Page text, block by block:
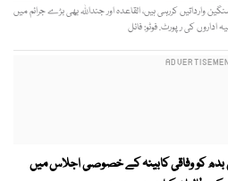
وارداتیں کررہی ہیں، القاعدہ اور جنداللہ بھی بڑے جرائم میں
اداروں کی رپورٹ. فوٹو: فائل
کو وفاقی کابینہ کے خصوصی اجلاس میں